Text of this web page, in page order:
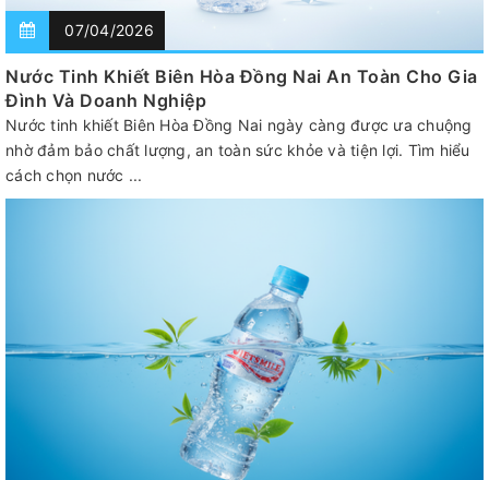
07/04/2026
Nước Tinh Khiết Biên Hòa Đồng Nai An Toàn Cho Gia
Đình Và Doanh Nghiệp
Nước tinh khiết Biên Hòa Đồng Nai ngày càng được ưa chuộng
nhờ đảm bảo chất lượng, an toàn sức khỏe và tiện lợi. Tìm hiểu
cách chọn nước ...